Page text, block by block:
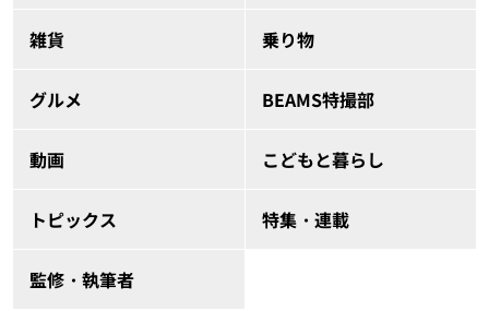
雑貨 乗り物
グルメ BEAMS特撮部
動画 こどもと暮らし
トピックス 特集・連載
監修・執筆者